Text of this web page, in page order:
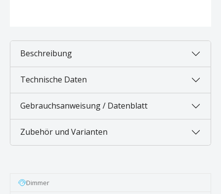
Beschreibung
Technische Daten
Gebrauchsanweisung / Datenblatt
Zubehör und Varianten
Dimmer